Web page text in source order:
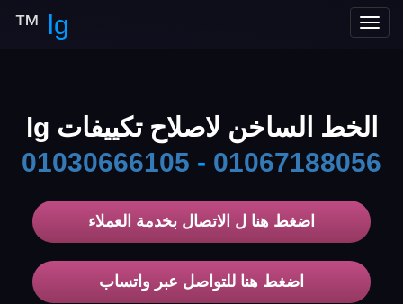
Toggle
lg
™
الخط الساخن لاصلاح تكييفات lg
01030666105 - 01067188056
اضغط هنا ل الاتصال بخدمة العملاء
اضغط هنا للتواصل عبر واتساب